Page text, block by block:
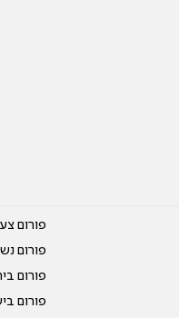
פורום
פורום
פורום
פורום